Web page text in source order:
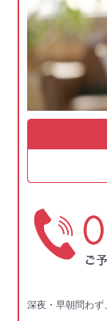
深夜・早朝問わず